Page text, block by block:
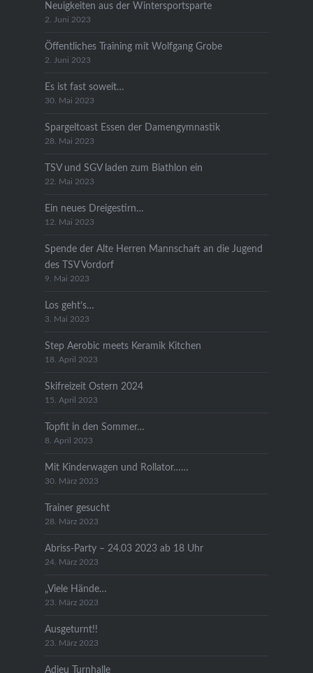
Neuigkeiten aus der Wintersportsparte
2. Juni 2023
Öffentliches Training mit Wolfgang Grobe
2. Juni 2023
Es ist fast soweit…
30. Mai 2023
Spargeltoast Essen der Damengymnastik
28. Mai 2023
TSV und SGV laden zum Biathlon ein
22. Mai 2023
Ein neues Dreigestirn…
12. Mai 2023
Spende der Alte Herren Mannschaft an die Jugend
des TSV Vordorf
9. Mai 2023
Los geht’s…
3. Mai 2023
Step Aerobic meets Keramik Kitchen
18. April 2023
Skifreizeit Ostern 2024
15. April 2023
Topfit in den Sommer…
8. April 2023
Mit Kinderwagen und Rollator……
30. März 2023
Trainer gesucht
28. März 2023
Abriss-Party – 24.03 2023 ab 18 Uhr
24. März 2023
„Viele Hände…
23. März 2023
Ausgeturnt!!
23. März 2023
Adieu Turnhalle